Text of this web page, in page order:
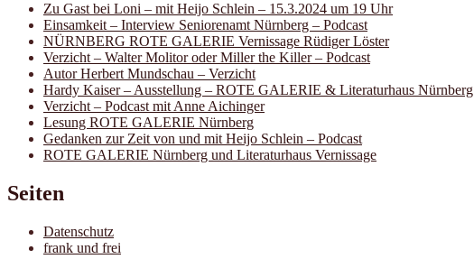
Zu Gast bei Loni – mit Heijo Schlein – 15.3.2024 um 19 Uhr
Einsamkeit – Interview Seniorenamt Nürnberg – Podcast
NÜRNBERG ROTE GALERIE Vernissage Rüdiger Löster
Verzicht – Walter Molitor oder Miller the Killer – Podcast
Autor Herbert Mundschau – Verzicht
Hardy Kaiser – Ausstellung – ROTE GALERIE & Literaturhaus Nürnberg
Verzicht – Podcast mit Anne Aichinger
Lesung ROTE GALERIE Nürnberg
Gedanken zur Zeit von und mit Heijo Schlein – Podcast
ROTE GALERIE Nürnberg und Literaturhaus Vernissage
Seiten
Datenschutz
frank und frei